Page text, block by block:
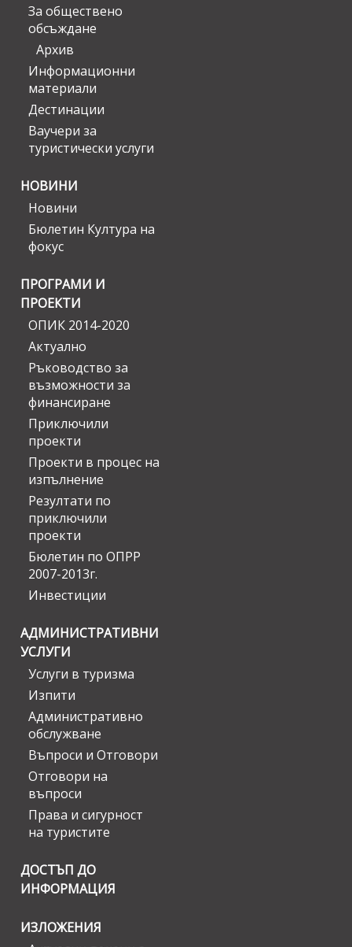
За обществено
обсъждане
Архив
Информационни
материали
Дестинации
Ваучери за
туристически услуги
НОВИНИ
Новини
Бюлетин Култура на
фокус
ПРОГРАМИ И
ПРОЕКТИ
ОПИК 2014-2020
Актуално
Ръководство за
възможности за
финансиране
Приключили
проекти
Проекти в процес на
изпълнение
Резултати по
приключили
проекти
Бюлетин по ОПРР
2007-2013г.
Инвестиции
АДМИНИСТРАТИВНИ
УСЛУГИ
Услуги в туризма
Изпити
Административно
обслужване
Въпроси и Отговори
Отговори на
въпроси
Права и сигурност
на туристите
ДОСТЪП ДО
ИНФОРМАЦИЯ
ИЗЛОЖЕНИЯ